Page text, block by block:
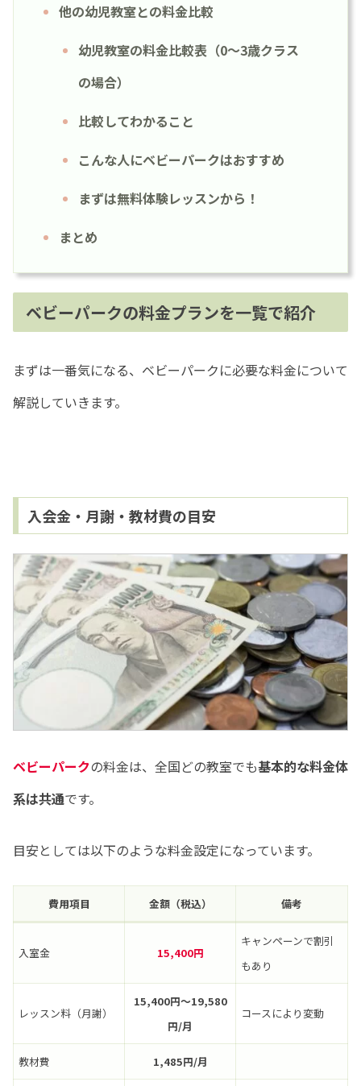
他の幼児教室との料金比較
幼児教室の料金比較表（0〜3歳クラス
の場合）
比較してわかること
こんな人にベビーパークはおすすめ
まずは無料体験レッスンから！
まとめ
ベビーパークの料金プランを一覧で紹介
まずは一番気になる、ベビーパークに必要な料金について
解説していきます。
入会金・月謝・教材費の目安
ベビーパークの料金は、全国どの教室でも基本的な料金体
系は共通です。
目安としては以下のような料金設定になっています。
費用項目 金額（税込） 備考
入室金 15,400円
キャンペーンで割引
もあり
レッスン料（月謝）
15,400円〜19,580
円/月
コースにより変動
教材費 1,485円/月